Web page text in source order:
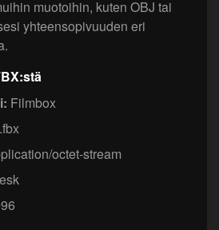
muotoihin, kuten OBJ tai
yhteensopivuuden eri
Filmbox
.fbx
octet-stream